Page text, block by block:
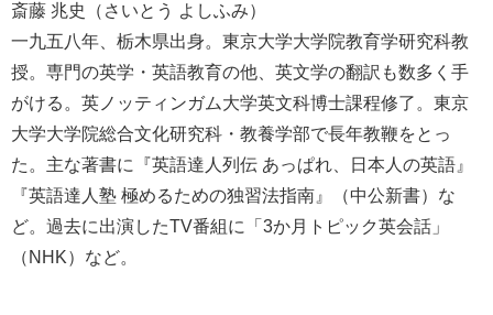
斎藤 兆史（さいとう よしふみ）
一九五八年、栃木県出身。東京大学大学院教育学研究科教
授。専門の英学・英語教育の他、英文学の翻訳も数多く手
がける。英ノッティンガム大学英文科博士課程修了。東京
大学大学院総合文化研究科・教養学部で長年教鞭をとっ
た。主な著書に『英語達人列伝 あっぱれ、日本人の英語』
『英語達人塾 極めるための独習法指南』（中公新書）な
ど。過去に出演したTV番組に「3か月トピック英会話」
（NHK）など。